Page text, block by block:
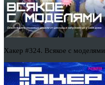
Хакер #324. Всякое с моделями